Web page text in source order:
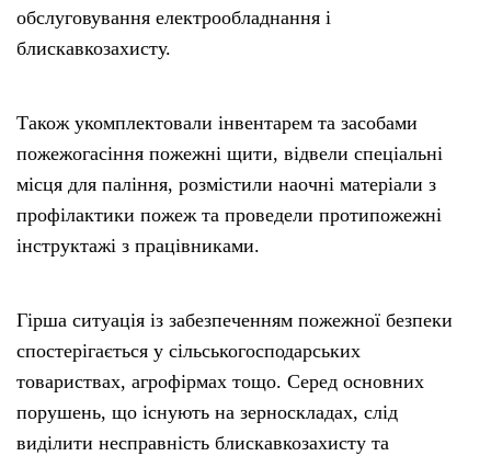
обслуговування електрообладнання і
блискавкозахисту.
Також укомплектовали інвентарем та засобами
пожежогасіння пожежні щити, відвели спеціальні
місця для паління, розмістили наочні матеріали з
профілактики пожеж та проведели протипожежні
інструктажі з працівниками.
Гірша ситуація із забезпеченням пожежної безпеки
спостерігається у сільськогосподарських
товариствах, агрофірмах тощо. Серед основних
порушень, що існують на зерноскладах, слід
виділити несправність блискавкозахисту та